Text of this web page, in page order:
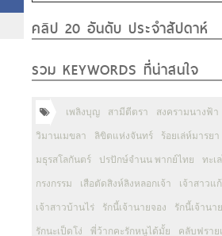
คลิป 20 อันดับ ประจำสัปดาห์
รวม KEYWORDS ที่น่าสนใจ
เพลิงบุญ สามีตีตรา สงครามนางฟ้า
วิมานเมขลา ลิขิตแห่งจันทร์ ร้อยเล่ห์มารยา
มธุรสโลกันตร์ ปรปักษ์จำนน พากย์ไทย ทะเ
กรงกรรม เสือตัดสิงห์ลิงหลอกเจ้า เจ้าสาวแ
เจ้าสาวบ้านไร่ รักนี้เจ้านายจอง รักนี้เจ้านา
รักนะเป็ดโง่ พี่ว้ากคะรักหนูได้มั้ย คลับฟราย